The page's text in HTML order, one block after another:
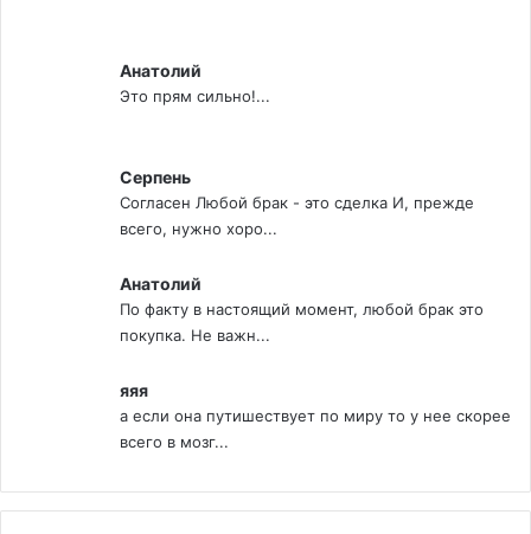
Анатолий
Это прям сильно!...
Серпень
Согласен Любой брак - это сделка И, прежде
всего, нужно хоро...
Анатолий
По факту в настоящий момент, любой брак это
покупка. Не важн...
яяя
а если она путишествует по миру то у нее скорее
всего в мозг...